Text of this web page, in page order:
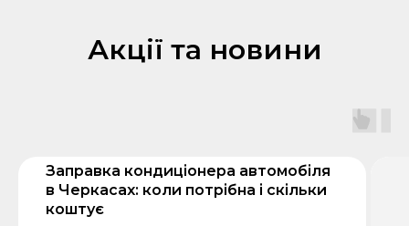
Акції та новини
Заправка кондиціонера автомобіля
в Черкасах: коли потрібна і скільки
коштує